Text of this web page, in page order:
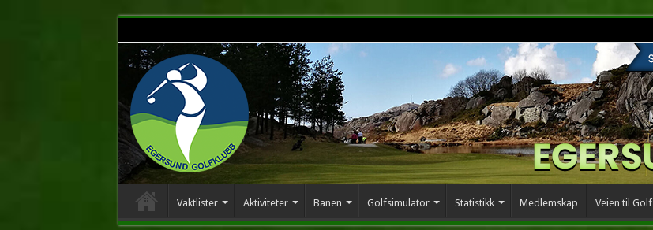
Vaktlister Aktiviteter Banen Golfsimulator Statistikk Medlemskap Veien til Golf